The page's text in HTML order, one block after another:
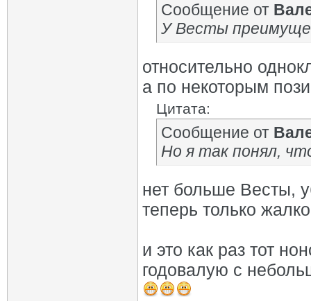
Сообщение от
У Весты
относительно
а по некоторым
Цитата:
Сообщение от
Но я так понял,
нет больше Весты,
теперь только
и это как раз тот
годовалую с